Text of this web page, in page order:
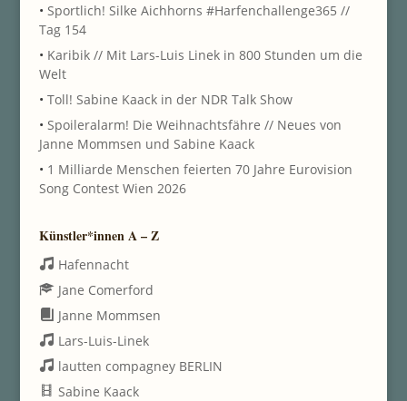
• Sportlich! Silke Aichhorns #Harfenchallenge365 //
Tag 154
• Karibik // Mit Lars-Luis Linek in 800 Stunden um die
Welt
• Toll! Sabine Kaack in der NDR Talk Show
• Spoileralarm! Die Weihnachtsfähre // Neues von
Janne Mommsen und Sabine Kaack
• 1 Milliarde Menschen feierten 70 Jahre Eurovision
Song Contest Wien 2026
Künstler*innen A – Z
Hafennacht
Jane Comerford
Janne Mommsen
Lars-Luis-Linek
lautten compagney BERLIN
Sabine Kaack